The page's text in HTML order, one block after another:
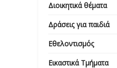
Διοικητικά θέματα
Δράσεις για παιδιά
Εθελοντισμός
Εικαστικά Τμήματα